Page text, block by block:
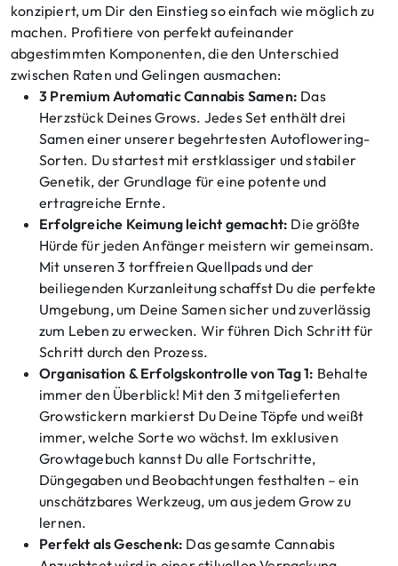
konzipiert, um Dir den Einstieg so einfach wie möglich zu
machen. Profitiere von perfekt aufeinander
abgestimmten Komponenten, die den Unterschied
zwischen Raten und Gelingen ausmachen:
3 Premium Automatic Cannabis Samen: Das
Herzstück Deines Grows. Jedes Set enthält drei
Samen einer unserer begehrtesten Autoflowering-
Sorten. Du startest mit erstklassiger und stabiler
Genetik, der Grundlage für eine potente und
ertragreiche Ernte.
Erfolgreiche Keimung leicht gemacht: Die größte
Hürde für jeden Anfänger meistern wir gemeinsam.
Mit unseren 3 torffreien Quellpads und der
beiliegenden Kurzanleitung schaffst Du die perfekte
Umgebung, um Deine Samen sicher und zuverlässig
zum Leben zu erwecken. Wir führen Dich Schritt für
Schritt durch den Prozess.
Organisation & Erfolgskontrolle von Tag 1: Behalte
immer den Überblick! Mit den 3 mitgelieferten
Growstickern markierst Du Deine Töpfe und weißt
immer, welche Sorte wo wächst. Im exklusiven
Growtagebuch kannst Du alle Fortschritte,
Düngegaben und Beobachtungen festhalten – ein
unschätzbares Werkzeug, um aus jedem Grow zu
lernen.
Perfekt als Geschenk: Das gesamte Cannabis